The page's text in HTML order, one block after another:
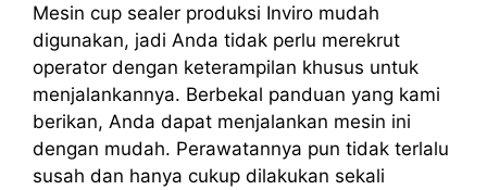
Mesin cup sealer produksi Inviro mudah
digunakan, jadi Anda tidak perlu merekrut
operator dengan keterampilan khusus untuk
menjalankannya. Berbekal panduan yang kami
berikan, Anda dapat menjalankan mesin ini
dengan mudah. Perawatannya pun tidak terlalu
susah dan hanya cukup dilakukan sekali